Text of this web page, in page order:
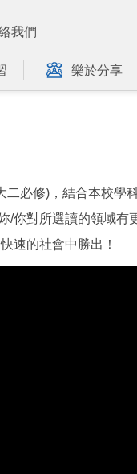
我們
樂於分享
必修)，結合本校學
/你對所選讀的領域有
速的社會中勝出！